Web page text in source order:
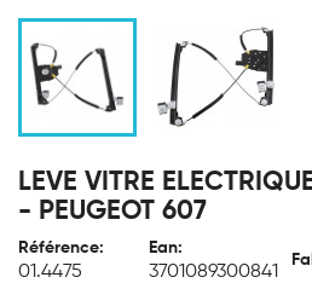
LEVE VITRE
- PEUGEOT 607
Référence:
01.4475
Ean:
3701089300841